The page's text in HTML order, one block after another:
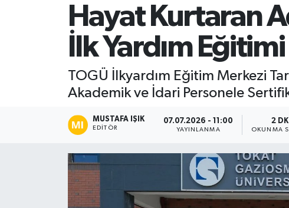
Hayat Kurtaran
İlk Yardım Eğitimi
TOGÜ İlkyardım Eğitim Merkezi
Akademik ve İdari Personele
MUSTAFA IŞIK
EDITÖR
07.07.2026 - 11:00
YAYINLANMA
2 DK
OKUNMA
Gündem
Politika
Tokat Spor
Ekonomi
Tokat Namaz Vakitleri
Trafik Durumu
Süper Lig Puan Durumu ve Fikstür
Tüm Manşetler
Son Dakika Haberleri
Haber Arşivi